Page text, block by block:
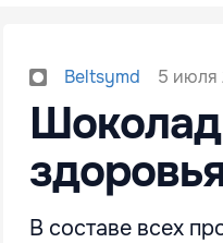
Beltsymd 5 июля
Шоколад
В составе всех